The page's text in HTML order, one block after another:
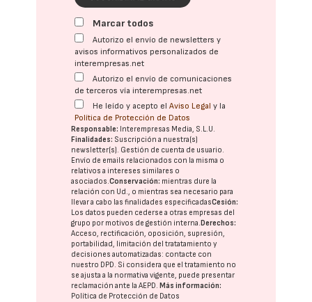
Marcar todos
Autorizo el envío de newsletters y
avisos informativos personalizados de
interempresas.net
Autorizo el envío de comunicaciones
de terceros vía interempresas.net
He leído y acepto elAviso Legal y la
Política de Protección de Datos
Responsable: Interempresas Media, S.L.U.
Finalidades: Suscripción a nuestra(s)
newsletter(s). Gestión de cuenta de usuario.
Envío de emails relacionados con la misma o
relativos a intereses similares o
asociados.Conservación: mientras dure la
relación con Ud., o mientras sea necesario para
llevar a cabo las finalidades especificadasCesión:
Los datos pueden cederse a otras empresas del
grupo por motivos de gestión interna. Derechos:
Acceso, rectificación, oposición, supresión,
portabilidad, limitación del tratatamiento y
decisiones automatizadas: contacte con
nuestro DPD. Si considera que el tratamiento no
se ajusta a la normativa vigente, puede presentar
reclamación ante laAEPD. Más información:
Política de Protección de Datos